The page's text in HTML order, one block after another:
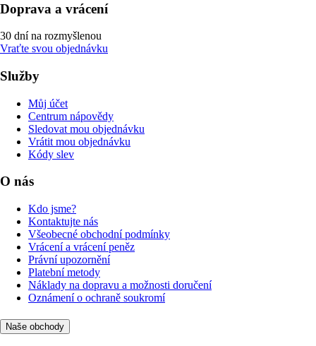
Doprava a vrácení
30 dní na rozmyšlenou
Vraťte svou objednávku
Služby
Můj účet
Centrum nápovědy
Sledovat mou objednávku
Vrátit mou objednávku
Kódy slev
O nás
Kdo jsme?
Kontaktujte nás
Všeobecné obchodní podmínky
Vrácení a vrácení peněz
Právní upozornění
Platební metody
Náklady na dopravu a možnosti doručení
Oznámení o ochraně soukromí
Naše obchody